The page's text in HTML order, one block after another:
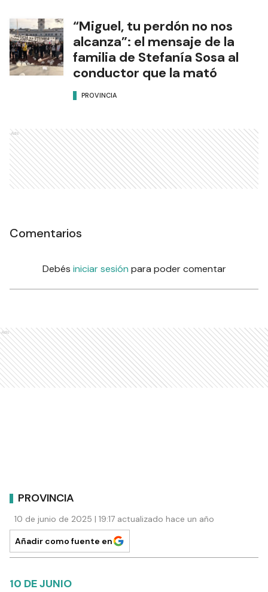
“Miguel, tu perdón no nos
alcanza”: el mensaje de la
familia de Stefanía Sosa al
conductor que la mató
PROVINCIA
Ads
Comentarios
Debés iniciar sesión para poder comentar
Ads
PROVINCIA
10 de junio de 2025 | 19:17 actualizado hace un año
Añadir como fuente en
10 DE JUNIO